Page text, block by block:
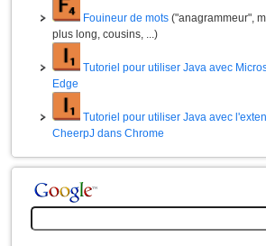
Fouineur de mots ("anagrammeur",
plus long, cousins, ...)
Tutoriel pour utiliser Java avec
Edge
Tutoriel pour utiliser Java avec
CheerpJ dans Chrome